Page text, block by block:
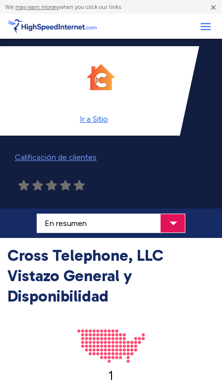
We may earn moneywhen you click our links. ×
Ir a Sitio
Calificación de clientes
Cross Telephone, LLC
Vistazo General y
Disponibilidad
1